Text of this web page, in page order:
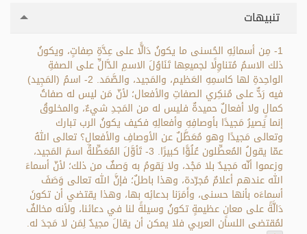
تنبيهات
1- مِن أسمائِهِ الحُسنى ما يكونُ دَالًّا على عِدَّةِ صِفاتٍ، ويكونُ
ذلك الاسمُ مُتناوِلًا لجميعِها تَنَاوُلَ الاسمِ الدَّالِّ على الصفةِ
الواحِدةِ لها كاسمِهِ العَظيم، والمَجيد، والصَّمَد. 2- اسمُ (المَجِيد)
فيه رَدٌّ على مُنكِري الصفاتِ والأفعال؛ لأنّ مَن ليس له صفاتُ
كمالٍ ولا أفعالٌ حميدةٌ فليس له من المَجدِ شيءٌ، والمخلوقُ
إنما يَصيرُ مَجيدًا بأوصافِهِ وأفعالِهِ فكيف يكونُ الرب تبارك
وتعالى مَجيدًا وهو مُعَطَّلٌ عن الأوصافِ والأفعالِ؟ تعالى اللهُ
عمّا يقولُ المُعطِّلون عُلُوًّا كبيرًا. 3- تَأوَّلَ المُعَطِّلةُ اسمَ المَجيد،
وزعموا أنّه مَجيدٌ بلا مَجْد، ولا يَقومُ به وَصفٌ من ذلك؛ لأنّ أسماءَ
الله عندهم أعلامٌ مُجرّدة، وهذا باطلٌ؛ فإنَّ الله تعالى وَصَفَ
أسماءَه بأنها حسنى، وأَمَرَنا بدعائِه بها، وهذا يقتضي أن تكونَ
دَالَّةً على معانٍ عظيمةٍ تكونُ وسيلةً لنا في دعائنا، ولأنه مخالفٌ
لمُقتضى اللسان العربي فلا يمكن أن يقالَ مجيدٌ لِمَن لا مَجدَ له.